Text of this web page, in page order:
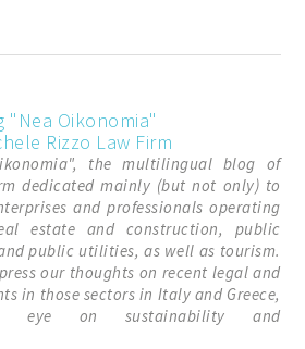
"Nea Oikonomia"
Rizzo Law Firm
the multilingual blog of
dedicated mainly (but not only) to
and professionals operating
estate and construction, public
public utilities, as well as tourism.
our thoughts on recent legal and
in those sectors in Italy and Greece,
eye on sustainability and